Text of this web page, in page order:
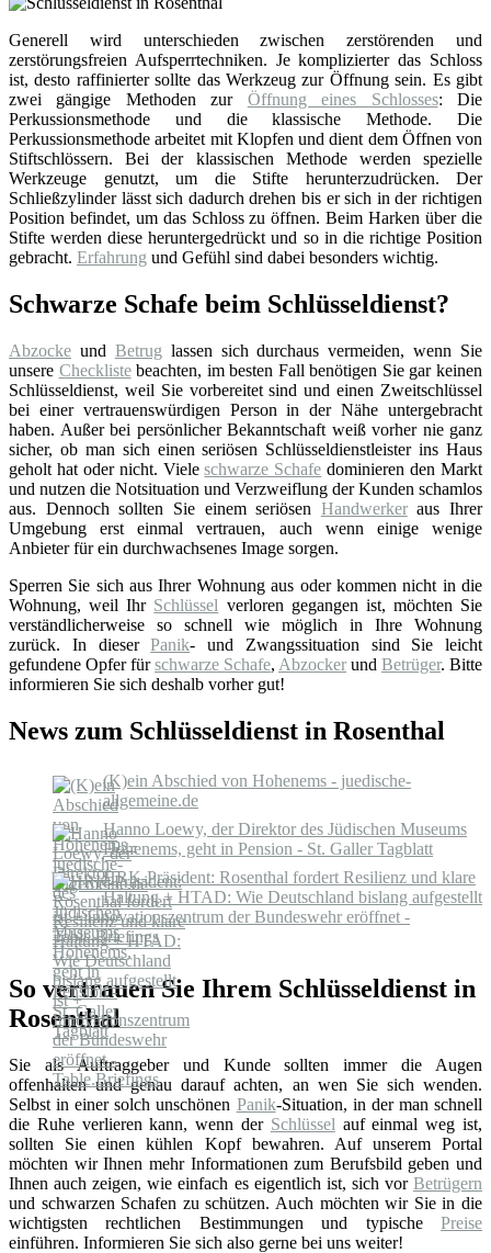
Generell wird unterschieden zwischen zerstörenden und
zerstörungsfreien Aufsperrtechniken. Je komplizierter das Schloss
ist, desto raffinierter sollte das Werkzeug zur Öffnung sein. Es gibt
zwei gängige Methoden zur Öffnung eines Schlosses: Die
Perkussionsmethode und die klassische Methode. Die
Perkussionsmethode arbeitet mit Klopfen und dient dem Öffnen von
Stiftschlössern. Bei der klassischen Methode werden spezielle
Werkzeuge genutzt, um die Stifte herunterzudrücken. Der
Schließzylinder lässt sich dadurch drehen bis er sich in der richtigen
Position befindet, um das Schloss zu öffnen. Beim Harken über die
Stifte werden diese heruntergedrückt und so in die richtige Position
gebracht. Erfahrung und Gefühl sind dabei besonders wichtig.
Schwarze Schafe beim Schlüsseldienst?
Abzocke und Betrug lassen sich durchaus vermeiden, wenn Sie
unsere Checklistebeachten, im besten Fall benötigen Sie gar keinen
Schlüsseldienst, weil Sie vorbereitet sind und einen Zweitschlüssel
bei einer vertrauenswürdigen Person in der Nähe untergebracht
haben. Außer bei persönlicher Bekanntschaft weiß vorher nie ganz
sicher, ob man sich einen seriösen Schlüsseldienstleister ins Haus
geholt hat oder nicht. Vieleschwarze Schafe dominieren den Markt
und nutzen die Notsituation und Verzweiflung der Kunden schamlos
aus. Dennoch sollten Sie einem seriösen Handwerkeraus Ihrer
Umgebung erst einmal vertrauen, auch wenn einige wenige
Anbieter für ein durchwachsenes Image sorgen.
Sperren Sie sich aus Ihrer Wohnung aus oder kommen nicht in die
Wohnung, weil Ihr Schlüssel verloren gegangen ist, möchten Sie
verständlicherweise so schnell wie möglich in Ihre Wohnung
zurück. In dieserPanik- und Zwangssituation sind Sie leicht
gefundene Opfer fürschwarze Schafe, Abzocker und Betrüger. Bitte
informieren Sie sich deshalb vorher gut!
News zum Schlüsseldienst in Rosenthal
(K)ein Abschied von Hohenems - juedische-
allgemeine.de
Hanno Loewy, der Direktor des Jüdischen Museums
Hohenems, geht in Pension - St. Galler Tagblatt
HRK-Präsident: Rosenthal fordert Resilienz und klare
Haltung + HTAD: Wie Deutschland bislang aufgestellt
ist + Innovationszentrum der Bundeswehr eröffnet -
Table.Briefings
So vertrauen Sie Ihrem Schlüsseldienst in
Rosenthal
Sie als Auftraggeber und Kunde sollten immer die Augen
offenhalten und genau darauf achten, an wen Sie sich wenden.
Selbst in einer solch unschönen Panik-Situation, in der man schnell
die Ruhe verlieren kann, wenn der Schlüssel auf einmal weg ist,
sollten Sie einen kühlen Kopf bewahren. Auf unserem Portal
möchten wir Ihnen mehr Informationen zum Berufsbild geben und
Ihnen auch zeigen, wie einfach es eigentlich ist, sich vor Betrügern
und schwarzen Schafen zu schützen. Auch möchten wir Sie in die
wichtigsten rechtlichen Bestimmungen und typische Preise
einführen. Informieren Sie sich also gerne bei uns weiter!